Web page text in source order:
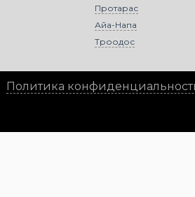
Протарас
Айа-Напа
Троодос
Политика